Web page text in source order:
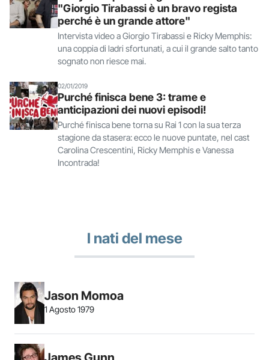
"Giorgio Tirabassi è un bravo regista
perché è un grande attore"
Intervista video a Giorgio Tirabassi e Ricky Memphis:
una coppia di ladri sfortunati, a cui il grande salto tanto
sognato non riesce mai.
02/01/2019
Purché finisca bene 3: trame e
anticipazioni dei nuovi episodi!
Purché finisca bene torna su Rai 1 con la sua terza
stagione da stasera: ecco le nuove puntate, nel cast
Carolina Crescentini, Ricky Memphis e Vanessa
Incontrada!
I nati del mese
Jason Momoa
1 Agosto 1979